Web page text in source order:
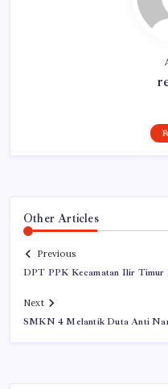
Other Articles
Previous
DPT PPK Kecamatan Ilir Timur
Next
SMKN 4 Melantik Duta Anti